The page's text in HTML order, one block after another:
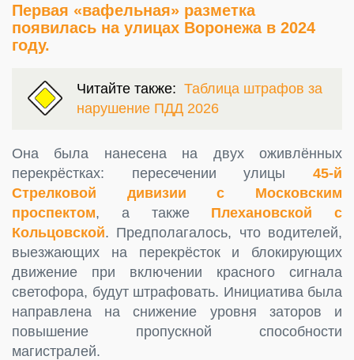
Первая «вафельная» разметка
появилась на улицах Воронежа в 2024
году.
Читайте также: Таблица штрафов за
нарушение ПДД 2026
Она была нанесена на двух оживлённых
перекрёстках: пересечении улицы 45-й
Стрелковой дивизии с Московским
проспектом, а также Плехановской с
Кольцовской. Предполагалось, что водителей,
выезжающих на перекрёсток и блокирующих
движение при включении красного сигнала
светофора, будут штрафовать. Инициатива была
направлена на снижение уровня заторов и
повышение пропускной способности
магистралей.